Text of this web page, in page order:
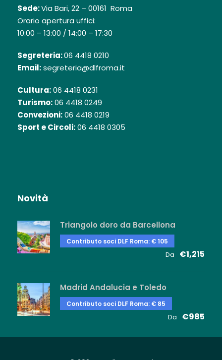
Sede:Via Bari, 22 – 00161 Roma
Orario apertura uffici:
10:00 – 13:00 / 14:00 – 17:30
Segreteria:06 4418 0210
Email:segreteria@dlfroma.it
Cultura:06 4418 0231
Turismo:06 4418 0249
Convezioni:06 4418 0219
Sport e Circoli:06 4418 0305
Novità
Triangolo doro da Barcellona
Contributo soci DLF Roma: € 105
Da €1,215
Madrid Andalucia e Toledo
Contributo soci DLF Roma: € 85
Da €985